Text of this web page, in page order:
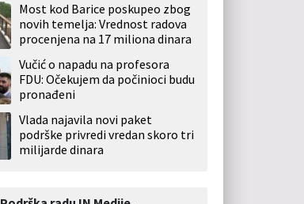
Most kod Barice poskupeo zbog
novih temelja: Vrednost radova
procenjena na 17 miliona dinara
Vučić o napadu na profesora
FDU: Očekujem da počinioci budu
pronađeni
Vlada najavila novi paket
podrške privredi vredan skoro tri
milijarde dinara